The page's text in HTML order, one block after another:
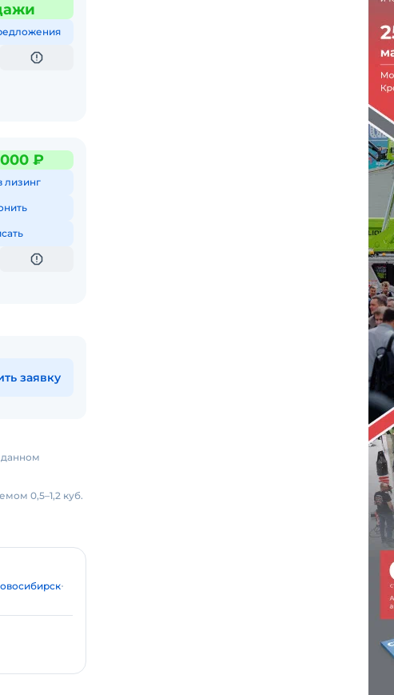
₽
лизинг
заявку
данном
0,5–1,2 куб.